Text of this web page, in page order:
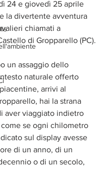
24 e giovedì 25 aprile
la divertente avventura
chiamati a
di Gropparello (PC).
un assaggio dello
naturale offerto
arrivi al
hai la strana
aver viaggiato indietro
se ogni chilometro
sul display avesse
di un anno, di un
o di un secolo,